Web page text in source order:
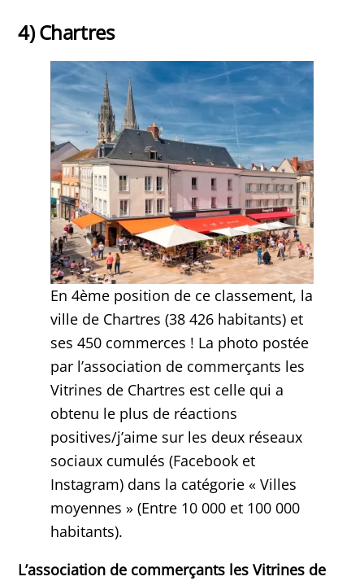
4) Chartres
En 4ème position de ce classement, la
ville de Chartres (38 426 habitants) et
ses 450 commerces ! La photo postée
par l’association de commerçants les
Vitrines de Chartres est celle qui a
obtenu le plus de réactions
positives/j’aime sur les deux réseaux
sociaux cumulés (Facebook et
Instagram) dans la catégorie « Villes
moyennes » (Entre 10 000 et 100 000
habitants).
L’association de commerçants les Vitrines de